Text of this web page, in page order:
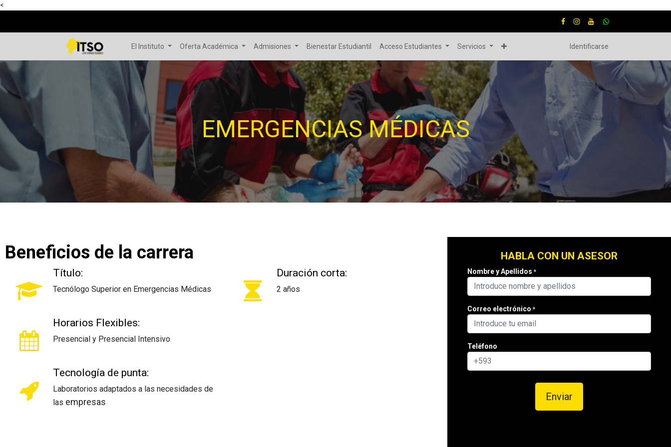
<
El Instituto Oferta Académica Admisiones Bienestar Estudiantil Acceso Estudiantes Servicios Identificarse
EMERGENCIAS MÉDICAS
Beneficios de la carrera
Título:
Tecnólogo Superior en Emergencias Médicas
Duración corta:
2 años
Horarios Flexibles:
Presencial y Presencial Intensivo
Tecnología de punta:
Laboratorios adaptados a las necesidades de
las empresas
HABLA CON UN ASESOR
Nombre y Apellidos *
Correo electrónico *
Teléfono
Enviar